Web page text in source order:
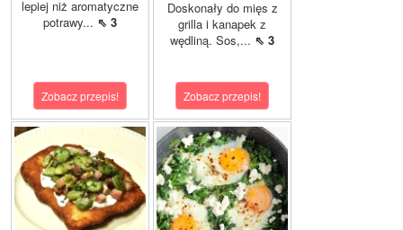
lepiej niż aromatyczne
potrawy... ⇖ 3
Zobacz przepis!
Doskonały do mięs z
grilla i kanapek z
wędliną. Sos,... ⇖ 3
Zobacz przepis!